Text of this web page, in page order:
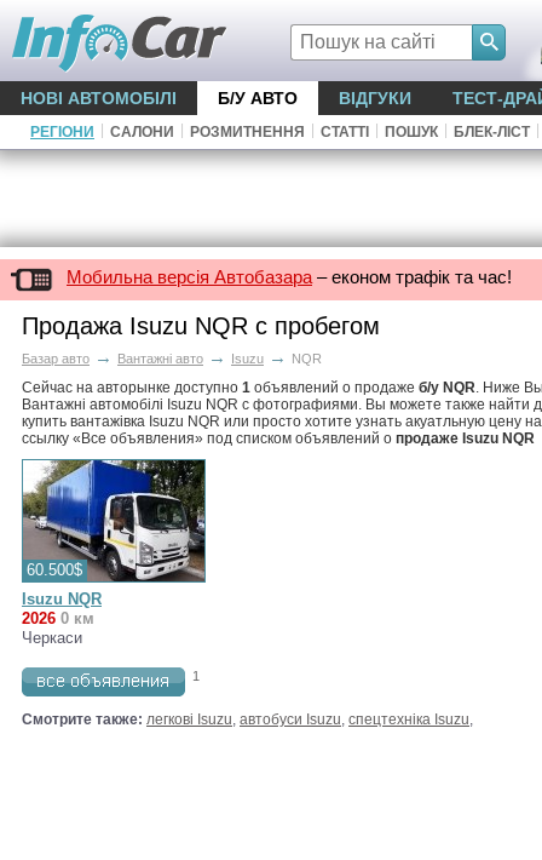
НОВІ АВТОМОБІЛІ Б/У АВТО ВІДГУКИ ТЕСТ-
РЕГІОНИ САЛОНИ РОЗМИТНЕННЯ СТАТТІ ПОШУК БЛЕК-ЛІСТ
Мобильна версія Автобазара – економ трафік та час!
Продажа Isuzu NQR с пробегом
Базар авто → Вантажні авто → Isuzu → NQR
Сейчас на авторынке доступно 1 объявлений о продаже б/у NQR. Ниже
Вантажні автомобілі Isuzu NQR с фотографиями. Вы можете также найти
купить вантажівка Isuzu NQR или просто хотите узнать акуатльную цену
ссылку «Все объявления» под списком объявлений о продаже Isuzu NQR
60.500$
Isuzu NQR
2026 0 км
Черкаси
1
Смотрите также: легкові Isuzu, автобуси Isuzu, спецтехніка Isuzu,